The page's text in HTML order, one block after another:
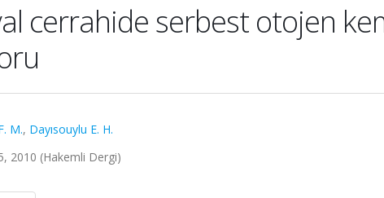
cerrahide serbest otojen
M., Dayısouylu E. H.
2010 (Hakemli Dergi)